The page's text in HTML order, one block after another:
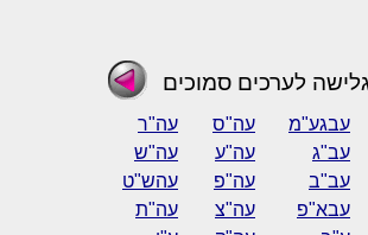
לערכים סמוכים
עבגע"מ עה"ס
עה"ר
עב"ג עה"ע
עה"ש
עב"ב עה"פ
עהש"ט
עבא"פ עה"צ
עה"ת